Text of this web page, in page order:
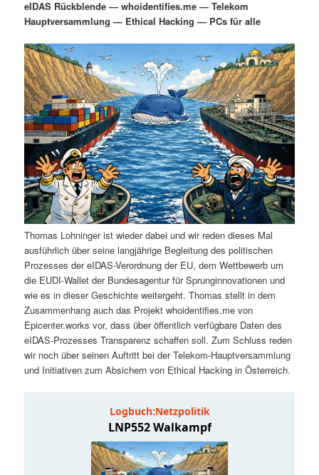
m
ä
r
e
n
I
n
h
a
l
t
s
u
n
d
ä
r
e
n
I
n
h
a
s
n
a
v
i
g
a
t
i
o
n
eIDAS Rückblende — whoidentifies.me — Telekom
Hauptversammlung — Ethical Hacking — PCs für alle
Thomas Lohninger ist wieder dabei und wir reden dieses Mal
ausführlich über seine langjährige Begleitung des politischen
Prozesses der eIDAS-Verordnung der EU, dem Wettbewerb um
die EUDI-Wallet der Bundesagentur für Sprunginnovationen und
wie es in dieser Geschichte weitergeht. Thomas stellt in dem
Zusammenhang auch das Projekt whoidentifies.me von
Epicenter.works vor, dass über öffentlich verfügbare Daten des
eIDAS-Prozesses Transparenz schaffen soll. Zum Schluss reden
wir noch über seinen Auftritt bei der Telekom-Hauptversammlung
und Initiativen zum Absichern von Ethical Hacking in Österreich.